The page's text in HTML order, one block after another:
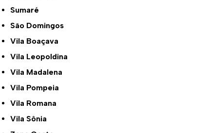
Sumaré
São Domingos
Vila Boaçava
Vila Leopoldina
Vila Madalena
Vila Pompeia
Vila Romana
Vila Sônia